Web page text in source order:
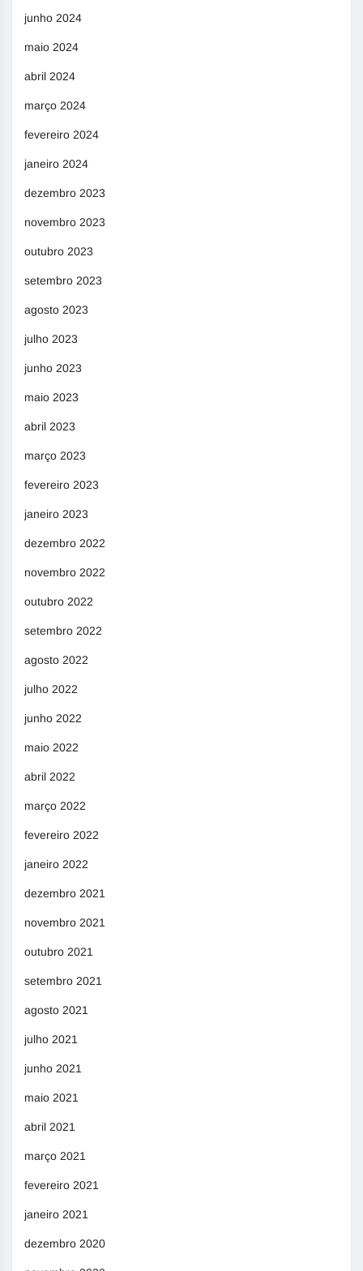
junho 2024
maio 2024
abril 2024
março 2024
fevereiro 2024
janeiro 2024
dezembro 2023
novembro 2023
outubro 2023
setembro 2023
agosto 2023
julho 2023
junho 2023
maio 2023
abril 2023
março 2023
fevereiro 2023
janeiro 2023
dezembro 2022
novembro 2022
outubro 2022
setembro 2022
agosto 2022
julho 2022
junho 2022
maio 2022
abril 2022
março 2022
fevereiro 2022
janeiro 2022
dezembro 2021
novembro 2021
outubro 2021
setembro 2021
agosto 2021
julho 2021
junho 2021
maio 2021
abril 2021
março 2021
fevereiro 2021
janeiro 2021
dezembro 2020